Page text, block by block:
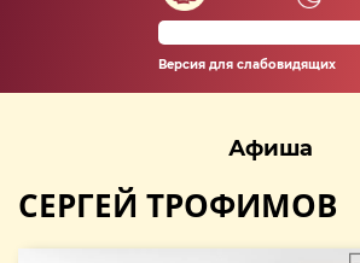
Версия для слабовидящих
Афиша
СЕРГЕЙ ТРОФИМОВ